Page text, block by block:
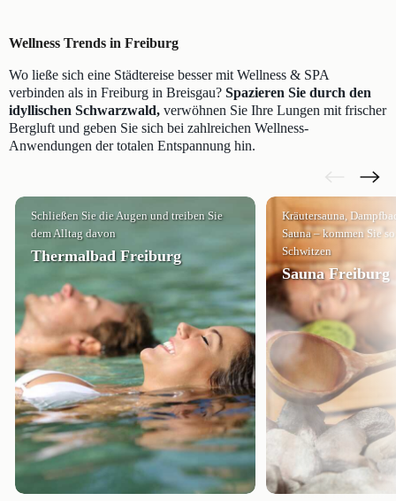
Wellness Trends in Freiburg
Wo ließe sich eine Städtereise besser mit Wellness & SPA
verbinden als in Freiburg in Breisgau? Spazieren Sie durch den
idyllischen Schwarzwald, verwöhnen Sie Ihre Lungen mit frischer
Bergluft und geben Sie sich bei zahlreichen Wellness-
Anwendungen der totalen Entspannung hin.
Schließen Sie die Augen und treiben Sie
dem Alltag davon
Thermalbad Freiburg
Kräutersauna,
Sauna – kommen Sie
Schwitzen
Sauna Freiburg